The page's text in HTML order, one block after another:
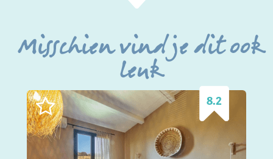
Misschien vind je dit ook
leuk
8.2